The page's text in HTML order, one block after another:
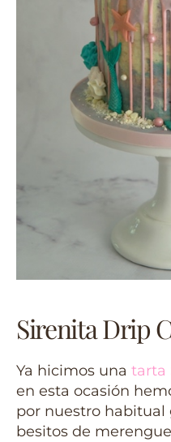
Sirenita Drip
Ya hicimos una tarta
en esta ocasión
por nuestro habitual
besitos de